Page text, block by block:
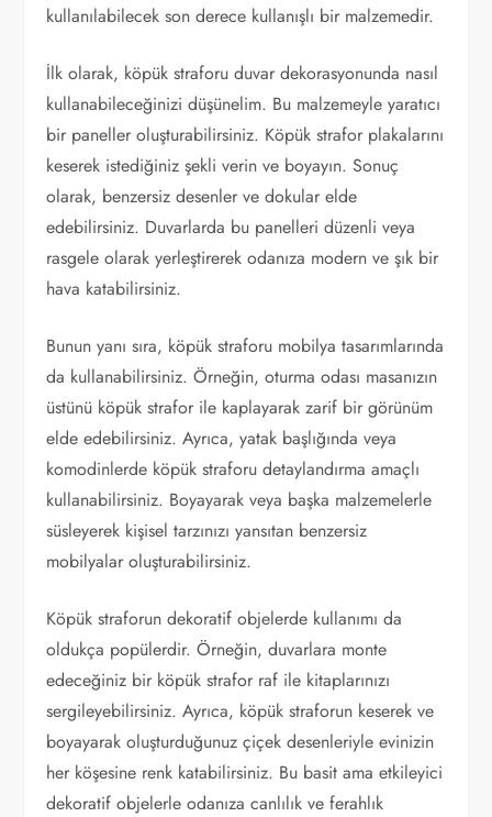
kullanılabilecek son derece kullanışlı bir malzemedir.
İlk olarak, köpük straforu duvar dekorasyonunda nasıl
kullanabileceğinizi düşünelim. Bu malzemeyle yaratıcı
bir paneller oluşturabilirsiniz. Köpük strafor plakalarını
keserek istediğiniz şekli verin ve boyayın. Sonuç
olarak, benzersiz desenler ve dokular elde
edebilirsiniz. Duvarlarda bu panelleri düzenli veya
rasgele olarak yerleştirerek odanıza modern ve şık bir
hava katabilirsiniz.
Bunun yanı sıra, köpük straforu mobilya tasarımlarında
da kullanabilirsiniz. Örneğin, oturma odası masanızın
üstünü köpük strafor ile kaplayarak zarif bir görünüm
elde edebilirsiniz. Ayrıca, yatak başlığında veya
komodinlerde köpük straforu detaylandırma amaçlı
kullanabilirsiniz. Boyayarak veya başka malzemelerle
süsleyerek kişisel tarzınızı yansıtan benzersiz
mobilyalar oluşturabilirsiniz.
Köpük straforun dekoratif objelerde kullanımı da
oldukça popülerdir. Örneğin, duvarlara monte
edeceğiniz bir köpük strafor raf ile kitaplarınızı
sergileyebilirsiniz. Ayrıca, köpük straforun keserek ve
boyayarak oluşturduğunuz çiçek desenleriyle evinizin
her köşesine renk katabilirsiniz. Bu basit ama etkileyici
dekoratif objelerle odanıza canlılık ve ferahlık